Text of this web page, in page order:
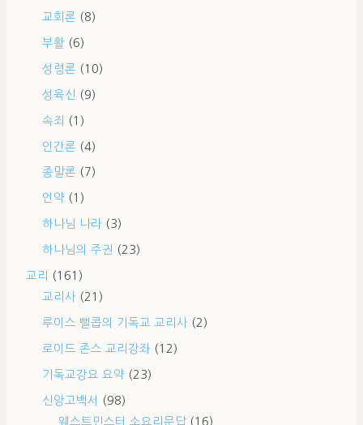
교회론 (8)
부활 (6)
성령론 (10)
성육신 (9)
속죄 (1)
인간론 (4)
종말론 (7)
언약 (1)
하나님 나라 (3)
하나님의 주권 (23)
교리
(161)
교리사 (21)
루이스 뻘콥의 기독교 교리사 (2)
로이드 존스 교리강좌 (12)
기독교강요 요약 (23)
신앙고백서
(98)
웨스트민스터 소요리문답(16)